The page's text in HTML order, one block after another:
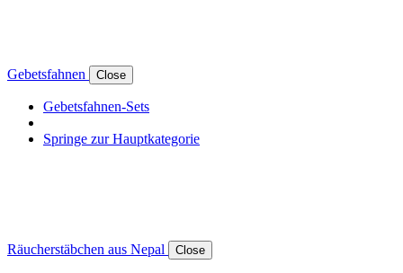
Gebetsfahnen Close
Gebetsfahnen-Sets
Springe zur Hauptkategorie
Räucherstäbchen aus Nepal Close